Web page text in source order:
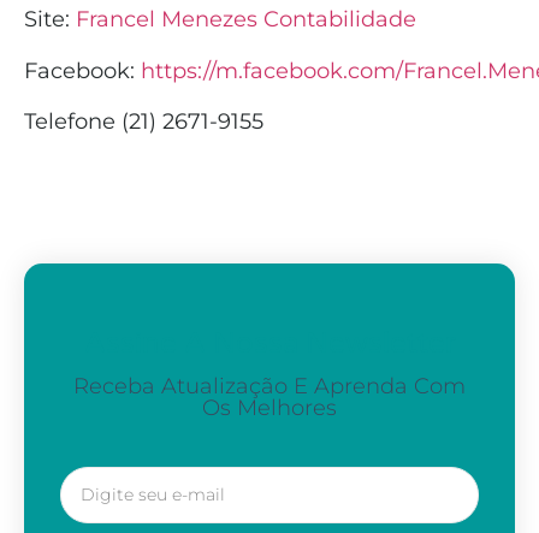
Site: Francel Menezes Contabilidade
Facebook: https://m.facebook.com/
Telefone (21) 2671-9155
Receba Atualização E Aprenda Com
Os Melhores